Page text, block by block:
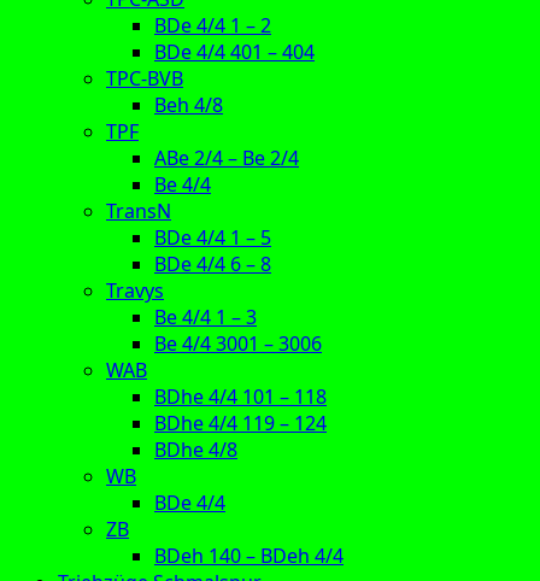
BDe 4/4 1 – 2
BDe 4/4 401 – 404
TPC-BVB
Beh 4/8
TPF
ABe 2/4 – Be 2/4
Be 4/4
TransN
BDe 4/4 1 – 5
BDe 4/4 6 – 8
Travys
Be 4/4 1 – 3
Be 4/4 3001 – 3006
WAB
BDhe 4/4 101 – 118
BDhe 4/4 119 – 124
BDhe 4/8
WB
BDe 4/4
ZB
BDeh 140 – BDeh 4/4